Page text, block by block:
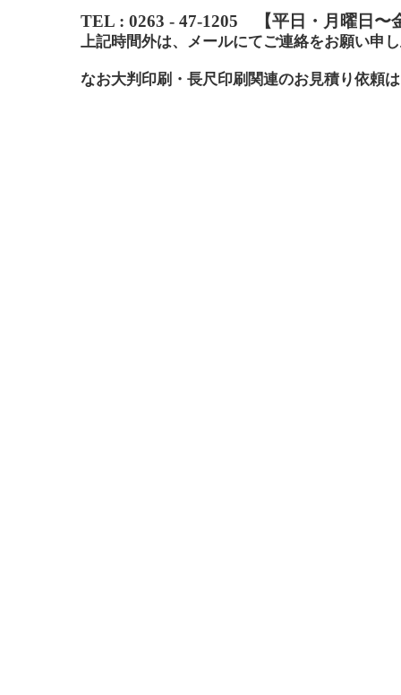
TEL : 0263 - 47-1205 【平日・月曜日〜
上記時間外は、メールにてご連絡をお願い申
なお大判印刷・長尺印刷関連のお見積り依頼